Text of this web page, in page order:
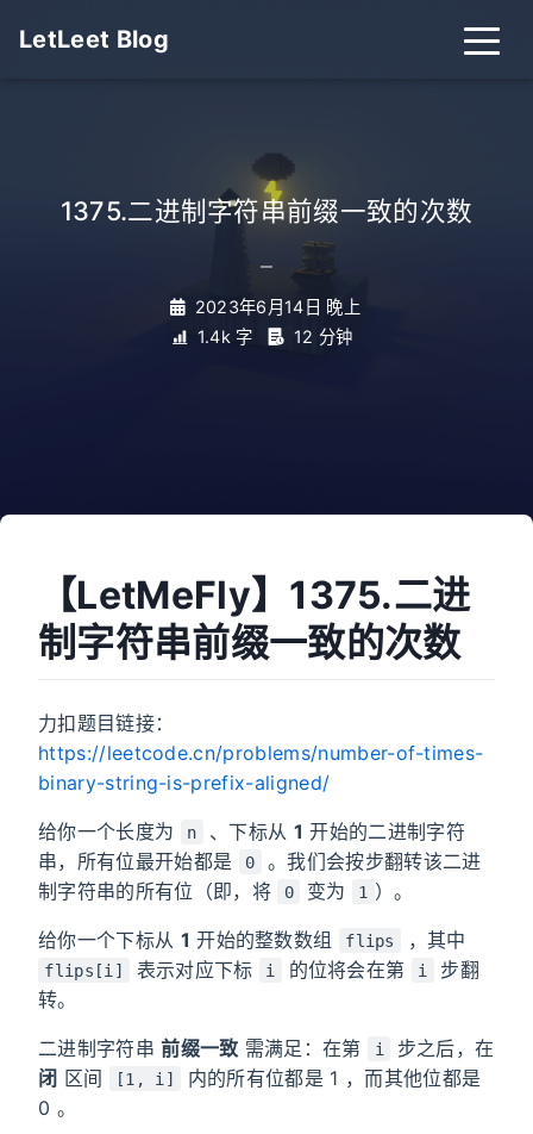
LetLeet Blog
1375.二进制字符串前缀一致的次数
2023年6月14日 晚上
1.4k 字
12 分钟
【LetMeFly】1375.二进
制字符串前缀一致的次数
力扣题目链接：
https://leetcode.cn/problems/number-of-times-
binary-string-is-prefix-aligned/
给你一个长度为 n 、下标从 1 开始的二进制字符
串，所有位最开始都是
0
。我们会按步翻转该二进
制字符串的所有位（即，将
0 变为 1 ）。
给你一个下标从 1 开始的整数数组 flips ，其中
flips[i] 表示对应下标 i 的位将会在第 i
步翻
转。
二进制字符串前缀一致 需满足：在第 i
步之后，在
闭 区间 [1, i]
内的所有位都是 1 ，而其他位都是
0 。